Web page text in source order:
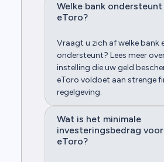
Welke bank ondersteunt
eToro?
Vraagt ​​u zich af welke bank
ondersteunt? Lees meer
instelling die uw geld
eToro voldoet aan strenge
regelgeving.
Wat is het minimale
investeringsbedrag voor
eToro?